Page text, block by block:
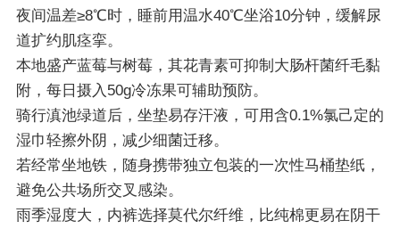
夜间温差≥8℃时，睡前用温水40℃坐浴10分钟，缓解尿
道扩约肌痉挛。
本地盛产蓝莓与树莓，其花青素可抑制大肠杆菌纤毛黏
附，每日摄入50g冷冻果可辅助预防。
骑行滇池绿道后，坐垫易存汗液，可用含0.1%氯己定的
湿巾轻擦外阴，减少细菌迁移。
若经常坐地铁，随身携带独立包装的一次性马桶垫纸，
避免公共场所交叉感染。
雨季湿度大，内裤选择莫代尔纤维，比纯棉更易在阴干